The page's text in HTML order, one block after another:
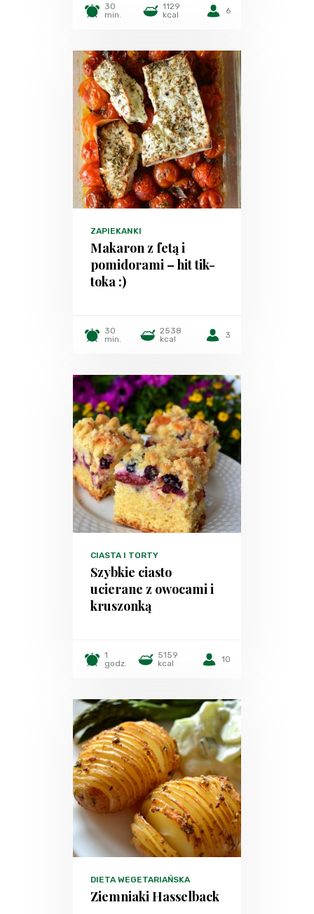
30
min.
1129
kcal
6
ZAPIEKANKI
Makaron z fetą i
pomidorami – hit tik-
toka :)
30
min.
2538
kcal
3
CIASTA I TORTY
Szybkie ciasto
ucierane z owocami i
kruszonką
1
godz.
5159
kcal
10
DIETA WEGETARIAŃSKA
Ziemniaki Hasselback